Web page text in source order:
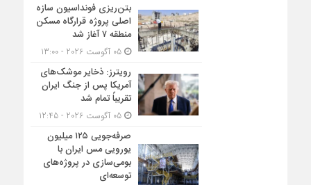
بتن‌ریزی فونداسیون سازه
اصلی پروژه قرارگاه مسکن
منطقه ۷ آغاز شد
05 آگوست 2026 - 13:00
رویترز: ذخایر موشک‌های
آمریکا پس از جنگ ایران
تقریباً تمام شد
05 آگوست 2026 - 12:45
صرفه‌جویی ۱۲۵ میلیون
یورویی مس ایران با
بومی‌سازی در پروژه‌های
توسعه‌ای